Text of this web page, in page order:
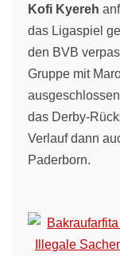
Kofi Kyereh
das Ligaspiel
den BVB
Gruppe mit
das Derby-
Verlauf dann
Paderborn.